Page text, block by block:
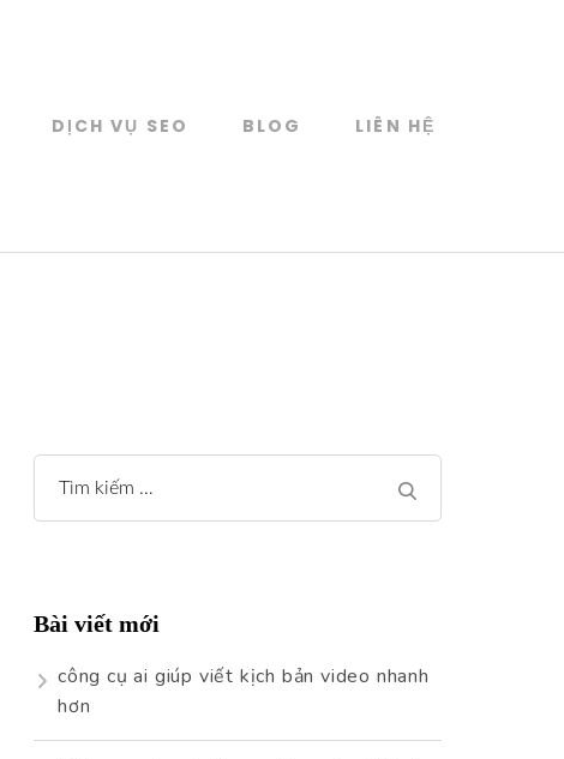
DỊCH VỤ SEO BLOG LIÊN HỆ
Tìm
kiếm
Bài viết mới
công cụ ai giúp viết kịch bản video nhanh
hơn